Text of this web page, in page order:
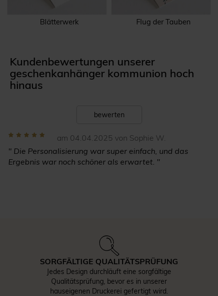
Blätterwerk Flug der Tauben
Kundenbewertungen unserer
geschenkanhänger kommunion hoch
hinaus
bewerten
am 04.04.2025 von Sophie W.
" Die Personalisierung war super einfach, und das
Ergebnis war noch schöner als erwartet. "
SORGFÄLTIGE QUALITÄTSPRÜFUNG
Jedes Design durchläuft eine sorgfältige
Qualitätsprüfung, bevor es in unserer
hauseigenen Druckerei gefertigt wird.